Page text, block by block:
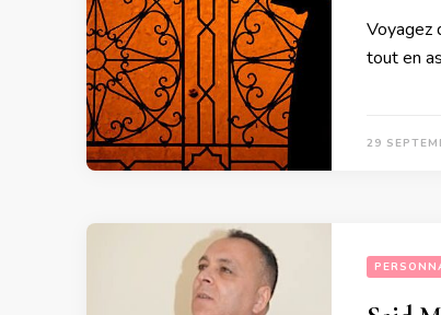
Voyagez
tout en
29